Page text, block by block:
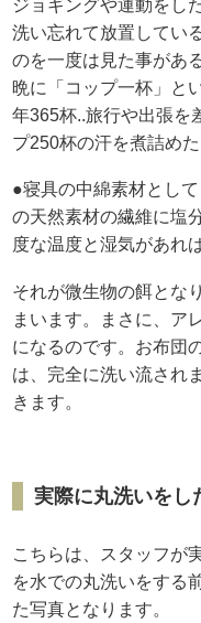
ジョギングや運動をし
洗い忘れて放置してい
のを一度は見た事があ
晩に「コップ一杯」と
年365杯..旅行や出張を
プ250杯の汗を煮詰め
●寝具の中綿素材とし
の天然素材の繊維に塩
度な温度と湿気があれ
それが微生物の餌とな
まいます。まさに、ア
になるのです。お布団
は、完全に洗い流され
きます。
実際に丸洗いをし
こちらは、スタッフが
を水での丸洗いをする
た写真となります。